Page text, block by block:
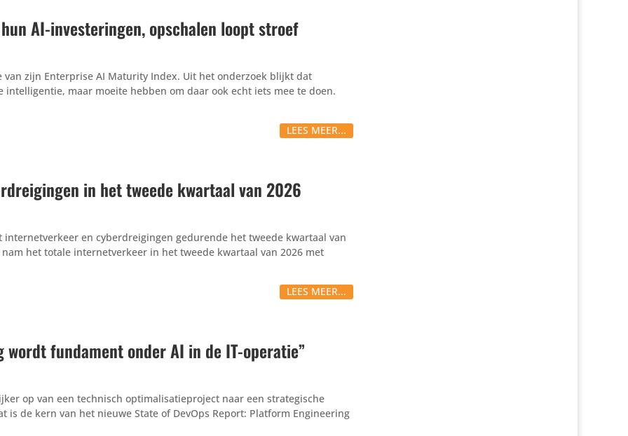
AI-investeringen, opschalen loopt stroef
zijn Enterprise AI Maturity Index. Uit het onderzoek blijkt dat
maar moeite hebben om daar ook echt iets mee te doen.
LEES MEER...
in het tweede kwartaal van 2026
en cyberdreigingen gedurende het tweede kwartaal van
het totale internetverkeer in het tweede kwartaal van 2026 met
LEES MEER...
wordt fundament onder AI in de IT-operatie”
op van een technisch optimalisatieproject naar een strategische
is de kern van het nieuwe State of DevOps Report: Platform Engineering